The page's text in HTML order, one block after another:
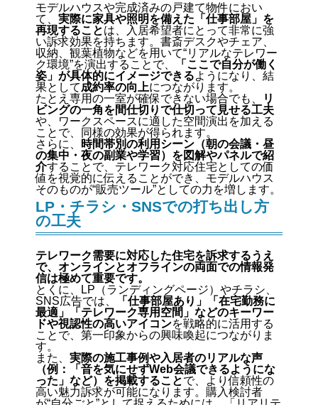
モデルハウスや完成済みの戸建て物件におい
て、 実際に家具や照明を備えた「仕事部屋」を
再現することは、入居希望者にとって非常に強
い訴求効果を持ちます。書斎デスクやチェア、
収納、観葉植物などを用いて“リアルなテレワー
ク環境”を演出することで、
「ここで自分が働く
姿」が具体的にイメージできるようになり、結
果として成約率の向上につながります。
たとえ専用の一室が確保できない場合でも、
リ
ビングの一角を間仕切りで仕切って見せる工夫
や、ワークスペースに適した空間演出を加える
ことで、同様の効果が得られます。
さらに、
時間帯別の利用シーン（朝の会議・昼
の集中・夜の副業や学習）を図解やパネルで紹
介することで、テレワーク対応住宅としての価
値を視覚的に伝えることができ、モデルハウス
そのものが“販売ツール”としての力を増します。
LP・チラシ・SNSでの打ち出し方
の工夫
テレワーク需要に対応した住宅を訴求するうえ
で、オンラインとオフラインの両面での情報発
信は極めて重要です。
とくに、LP（ランディングページ）やチラシ、
SNS広告では、
「仕事部屋あり」「在宅勤務に
最適」「テレワーク専用空間」などのキーワー
ドや視認性の高いアイコンを戦略的に活用する
ことで、第一印象からの興味喚起につながりま
す。
また、 実際の施工事例や入居者のリアルな声
（例：「音を気にせずWeb会議できるようにな
った」など）を掲載することで、より信頼性の
高い魅力訴求が可能になります。購入検討者